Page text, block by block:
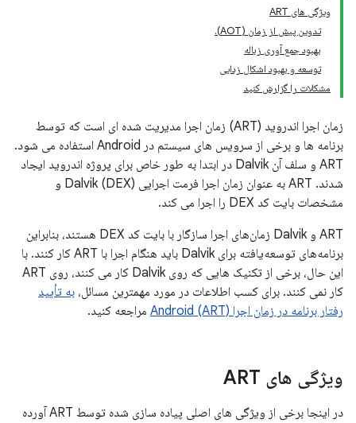
ویژگی های ART
تدوین پیش از زمان (AOT).
بهبود جمع آوری زباله
توسعه و بهبود اشکال زدایی
مشکلات را گزارش کنید
زمان اجرا اندروید (ART) زمان اجرا مدیریت شده ای است که توسط
برنامه ها و برخی از سرویس های سیستم در Android استفاده می شود.
ART و سلف آن Dalvik در ابتدا به طور خاص برای پروژه اندروید ایجاد
شدند. ART به عنوان زمان اجرا فرمت اجرایی Dalvik (DEX) و
مشخصات بایت کد DEX را اجرا می کند.
ART و Dalvik زمان‌های اجرا سازگار با بایت کد DEX هستند، بنابراین
برنامه‌های توسعه‌یافته برای Dalvik باید هنگام اجرا با ART کار کنند. با
این حال، برخی از تکنیک هایی که روی Dalvik کار می کنند، روی ART
کار نمی کنند. برای کسب اطلاعات در مورد مهمترین مسائل، به تأیید
رفتار برنامه در زمان اجرا Android (ART)
مراجعه کنید.
ویژگی های ART
در اینجا برخی از ویژگی های اصلی پیاده سازی شده توسط ART آورده